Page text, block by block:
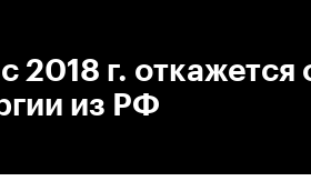
2018 г. откажется
из РФ